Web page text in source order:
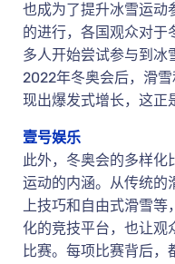
也成为了提升冰雪运动
的进行，各国观众对于
多人开始尝试参与到冰
2022年冬奥会后，滑
现出爆发式增长，这正
壹号娱乐
此外，冬奥会的多样化
运动的内涵。从传统的
上技巧和自由式滑雪等
化的竞技平台，也让观
比赛。每项比赛背后